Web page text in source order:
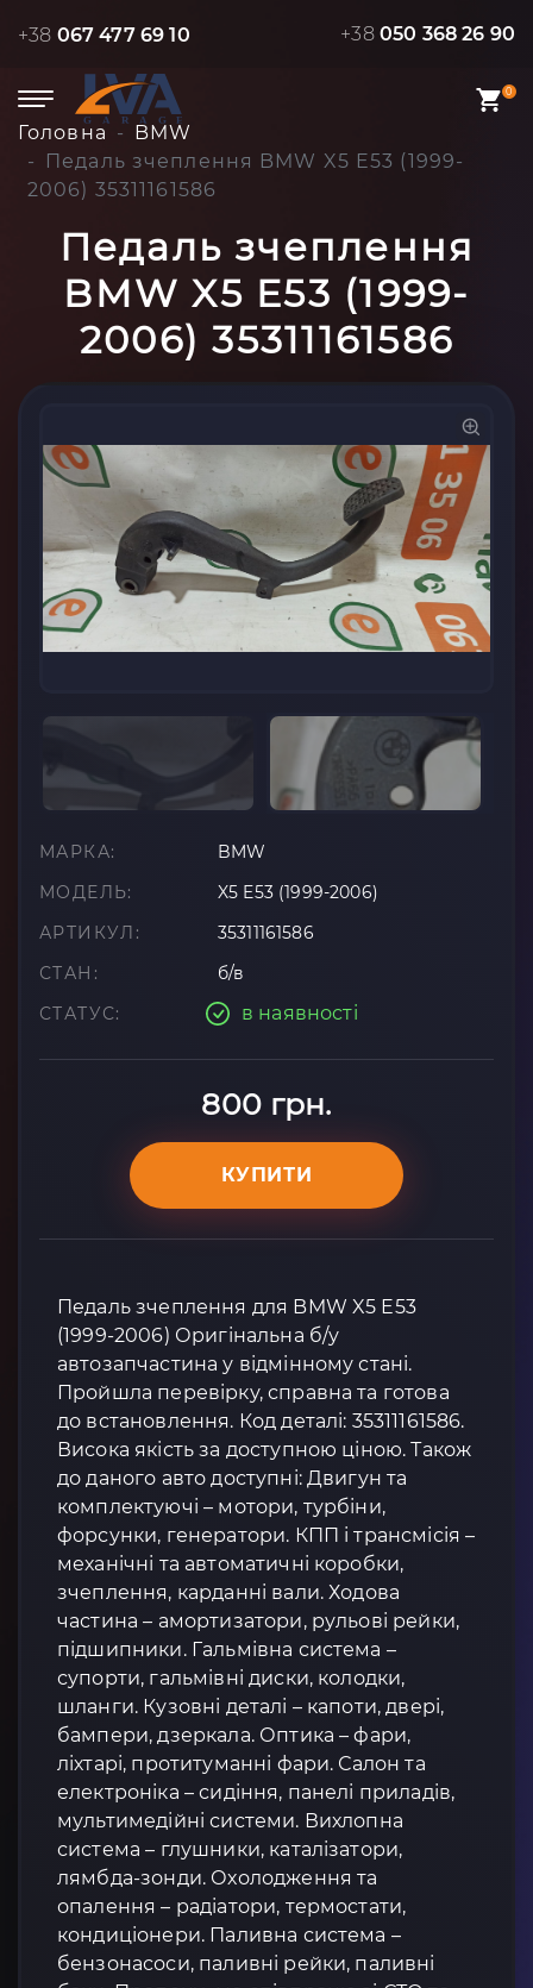
+38 067 477 69 10 +38 050 368 26 90
0
Головна
BMW
Педаль зчеплення BMW X5 E53 (1999-
2006) 35311161586
Педаль зчеплення
BMW X5 E53 (1999-
2006) 35311161586
МАРКА:
BMW
МОДЕЛЬ:
X5 E53 (1999-2006)
АРТИКУЛ:
35311161586
СТАН:
б/в
СТАТУС:
в наявності
800 грн.
КУПИТИ
Педаль зчеплення для BMW X5 E53
(1999-2006) Оригінальна б/у
автозапчастина у відмінному стані.
Пройшла перевірку, справна та готова
до встановлення. Код деталі: 35311161586.
Висока якість за доступною ціною. Також
до даного авто доступні: Двигун та
комплектуючі – мотори, турбіни,
форсунки, генератори. КПП і трансмісія –
механічні та автоматичні коробки,
зчеплення, карданні вали. Ходова
частина – амортизатори, рульові рейки,
підшипники. Гальмівна система –
супорти, гальмівні диски, колодки,
шланги. Кузовні деталі – капоти, двері,
бампери, дзеркала. Оптика – фари,
ліхтарі, протитуманні фари. Салон та
електроніка – сидіння, панелі приладів,
мультимедійні системи. Вихлопна
система – глушники, каталізатори,
лямбда-зонди. Охолодження та
опалення – радіатори, термостати,
кондиціонери. Паливна система –
бензонасоси, паливні рейки, паливні